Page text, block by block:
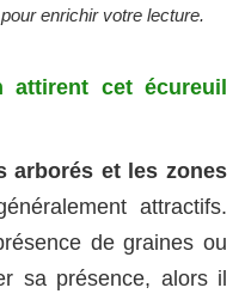
enrichir votre lecture.
attirent cet écureuil
arborés et les zones
attractifs.
de graines ou
sa présence, alors il